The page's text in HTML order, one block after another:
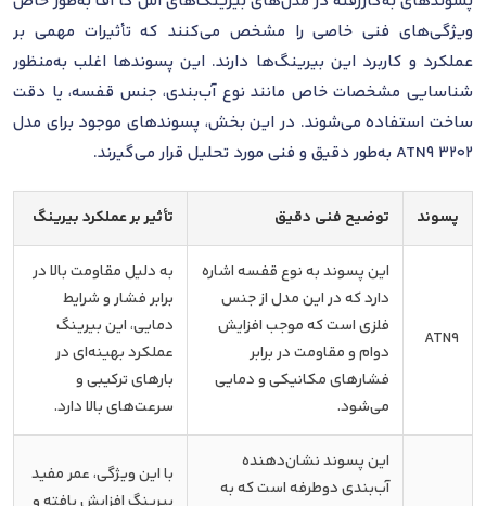
ویژگی‌های فنی خاصی را مشخص می‌کنند که تأثیرات مهمی بر
عملکرد و کاربرد این بیرینگ‌ها دارند. این پسوندها اغلب به‌منظور
شناسایی مشخصات خاص مانند نوع آب‌بندی، جنس قفسه، یا دقت
ساخت استفاده می‌شوند. در این بخش، پسوندهای موجود برای مدل
3202 ATN9 به‌طور دقیق و فنی مورد تحلیل قرار می‌گیرند.
پسوند توضیح فنی دقیق تأثیر بر عملکرد بیرینگ
ATN9
این پسوند به نوع قفسه اشاره
دارد که در این مدل از جنس
فلزی است که موجب افزایش
دوام و مقاومت در برابر
فشارهای مکانیکی و دمایی
می‌شود.
به دلیل مقاومت بالا در
برابر فشار و شرایط
دمایی، این بیرینگ
عملکرد بهینه‌ای در
بارهای ترکیبی و
سرعت‌های بالا دارد.
این پسوند نشان‌دهنده
آب‌بندی دوطرفه است که به
با این ویژگی، عمر مفید